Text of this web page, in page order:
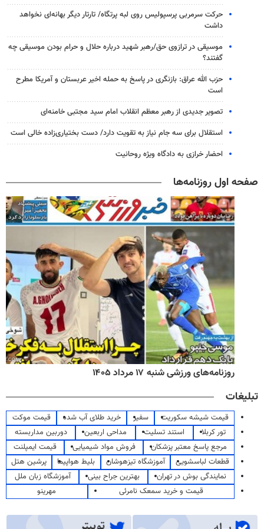
حرکت سرمربی پرسپولیس روی لبه پرتگاه/ تارتار دیگر بهانه‌ای نخواهد
داشت
موسیقی در ترازوی حق/رهبر شهید درباره حلال و حرام بودن موسیقی چه
گفتند؟
حزب الله عراق: بازنگری در پاسخ به حمله اخیر عربستان و آمریکا مطرح
است
تصویر جدیدی از رهبر معظم انقلاب امام سید مجتبی خامنه‌ای
استقلال برای سه جام نیاز به تقویت دارد/ دست بختیاری‌زاده خالی است
احضار خرازی به دادگاه ویژه روحانیت
صفحه اول روزنامه‌ها
روزنامه‌های ورزشی شنبه ۱۷ مرداد ۱۴۰۵
تبلیغات
قیمت شیشه سکوریت سفیر خرید طلای آب شده
قیمت موکت
تور کربلا
استند تسلیت مداحی اربعین
دوربین مداربسته
مرجع پاسخ معتبر پزشکان
فروش مواد شیمیایی
قیمت ایمپلنت
قطعات لباسشویی
آموزشگاه تیزهوشان بلیط هواپیما
پرشین هتل
نمایندگی بوش در تهران
بهترین جراح بینی
آموزشگاه زبان ملل
قیمت و خرید سمعک نامرئی
مهرینو